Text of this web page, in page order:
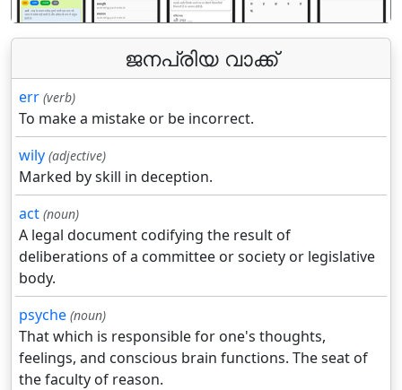
ജനപ്രിയ വാക്ക്
err (verb)
To make a mistake or be incorrect.
wily (adjective)
Marked by skill in deception.
act (noun)
A legal document codifying the result of
deliberations of a committee or society or legislative
body.
psyche (noun)
That which is responsible for one's thoughts,
feelings, and conscious brain functions. The seat of
the faculty of reason.